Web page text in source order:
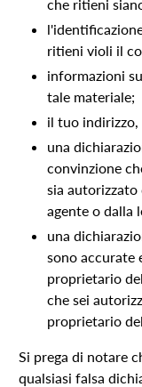
che ritieni
ritieni violi il
informazioni
tale materiale;
il tuo indirizzo,
una
convinzione
sia
agente o dalla
una
sono accurate
proprietario
che sei
proprietario
Si prega di notare
qualsiasi falsa